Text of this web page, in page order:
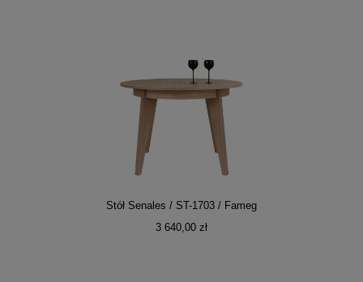
Stół Senales / ST-1703 / Fameg
3 640,00 zł